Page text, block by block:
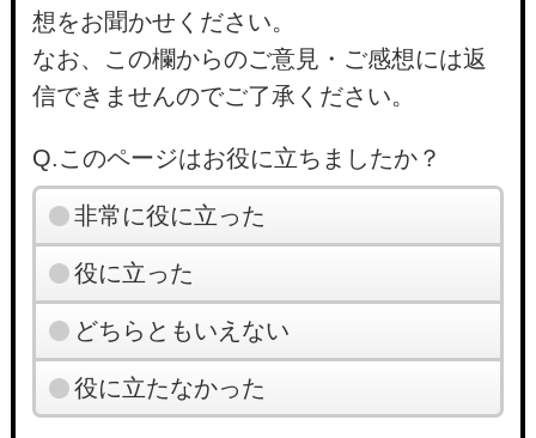
想をお聞かせください。
なお、この欄からのご意見・ご感想には返
信できませんのでご了承ください。
Q.このページはお役に立ちましたか？
非常に役に立った
役に立った
どちらともいえない
役に立たなかった